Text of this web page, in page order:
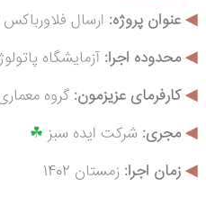
◀عنوان پروژه: ارسال
◀محدوده اجرا: آزمایشگاه
◀کارفرمای عزیزمون: گروه
◀مجری: شرکت ایده سبز ☘
◀زمان اجرا: زمستان 1402